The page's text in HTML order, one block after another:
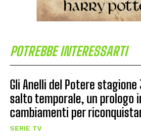
POTREBBE INTERESSARTI
Gli Anelli del Potere stagione
salto temporale, un prologo
cambiamenti per
SERIE TV